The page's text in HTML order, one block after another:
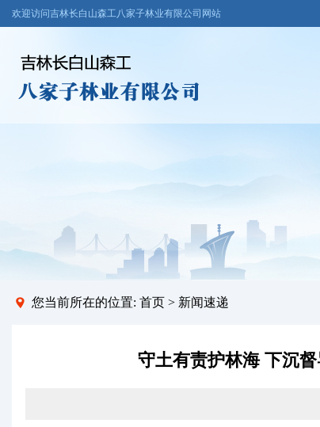
欢迎访问吉林长白山森工八家子林业有限公司网站
您当前所在的位置: 首页 > 新闻速递
守土有责护林海 下沉